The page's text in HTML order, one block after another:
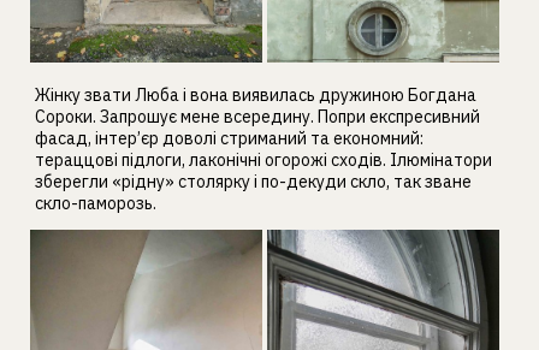
Жінку звати Люба і вона виявилась дружиною Богдана
Сороки. Запрошує мене всередину. Попри експресивний
фасад, інтер’єр доволі стриманий та економний:
тераццові підлоги, лаконічні огорожі сходів. Ілюмінатори
зберегли «рідну» столярку і по-декуди скло, так зване
скло-паморозь.